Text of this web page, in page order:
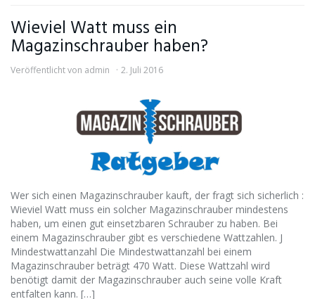
Wieviel Watt muss ein
Magazinschrauber haben?
Veröffentlicht von admin 2. Juli 2016
Wer sich einen Magazinschrauber kauft, der fragt sich sicherlich :
Wieviel Watt muss ein solcher Magazinschrauber mindestens
haben, um einen gut einsetzbaren Schrauber zu haben. Bei
einem Magazinschrauber gibt es verschiedene Wattzahlen. J
Mindestwattanzahl Die Mindestwattanzahl bei einem
Magazinschrauber beträgt 470 Watt. Diese Wattzahl wird
benötigt damit der Magazinschrauber auch seine volle Kraft
entfalten kann. […]